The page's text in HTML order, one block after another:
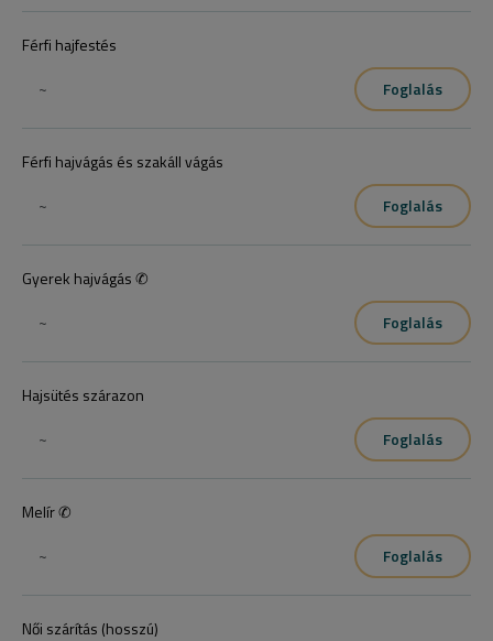
Férfi hajfestés
~
Foglalás
Férfi hajvágás és szakáll vágás
~
Foglalás
Gyerek hajvágás ✆
~
Foglalás
Hajsütés szárazon
~
Foglalás
Melír ✆
~
Foglalás
Női szárítás (hosszú)